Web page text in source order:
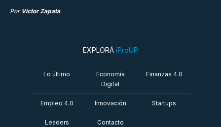
Por Víctor Zapata
EXPLORÁ iProUP
Lo último
Economía
Digital
Finanzas 4.0
Empleo 4.0 Innovación Startups
Leaders Contacto